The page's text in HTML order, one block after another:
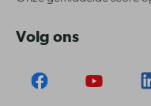
Volg ons